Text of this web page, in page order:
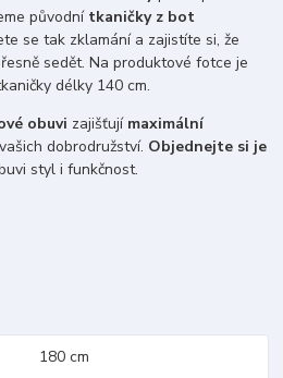
původní tkaničky z bot
se tak zklamání a zajistíte si, že
sedět. Na produktové fotce je
délky 140 cm.
obuvi zajišťují maximální
dobrodružství. Objednejte si je
styl i funkčnost.
180 cm